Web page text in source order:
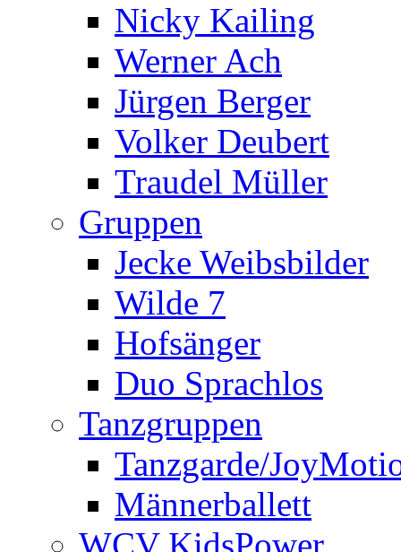
Nicky Kailing
Werner Ach
Jürgen Berger
Volker Deubert
Traudel Müller
Gruppen
Jecke Weibsbilder
Wilde 7
Hofsänger
Duo Sprachlos
Tanzgruppen
Tanzgarde/
Männerballett